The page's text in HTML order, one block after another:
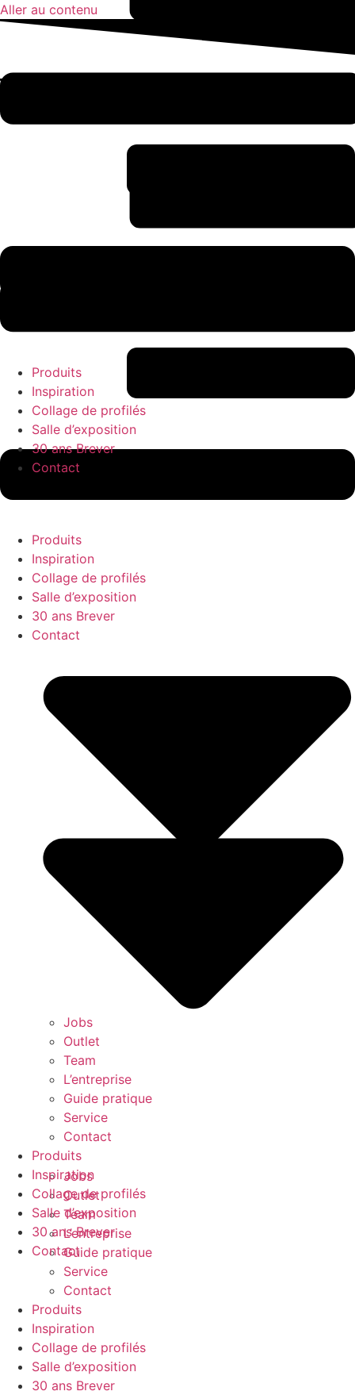
Aller au contenu
Produits
Inspiration
Collage de profilés
Salle d’exposition
30 ans Brever
Contact
Jobs
Outlet
Team
L’entreprise
Guide pratique
Service
Contact
Produits
Inspiration
Collage de profilés
Salle d’exposition
30 ans Brever
Produits
Inspiration
Collage de profilés
Salle d’exposition
30 ans Brever
Contact
Jobs
Outlet
Team
L’entreprise
Guide pratique
Service
Contact
Produits
Inspiration
Collage de profilés
Salle d’exposition
30 ans Brever
Contact